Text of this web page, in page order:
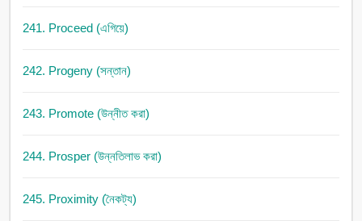
241. Proceed (এগিয়ে)
242. Progeny (সন্তান)
243. Promote (উন্নীত করা)
244. Prosper (উন্নতিলাভ করা)
245. Proximity (নৈকট্য)